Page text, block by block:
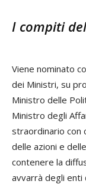
I compiti
Viene nominato
dei Ministri, su
Ministro delle
Ministro degli
straordinario con
delle azioni e
contenere la
avvarrà degli enti